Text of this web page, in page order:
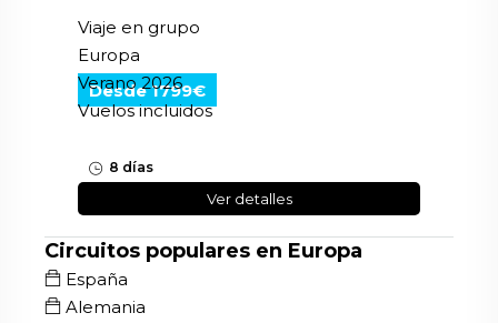
Desde 1799€
Viaje en grupo
Europa
Verano 2026
Vuelos incluidos
8 días
Ver detalles
Circuitos populares en Europa
España
Alemania